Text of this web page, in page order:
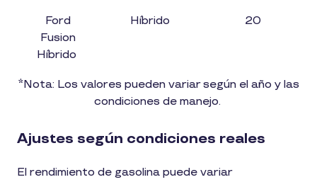
Ford
Fusion
Híbrido
Híbrido 20
*Nota: Los valores pueden variar según el año y las
condiciones de manejo.
Ajustes según condiciones reales
El rendimiento de gasolina puede variar